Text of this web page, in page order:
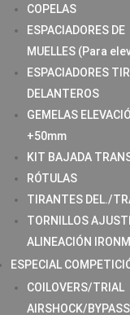
COPELAS
ESPACIADORES DE
MUELLES (Para
ESPACIADORES
DELANTEROS
GEMELAS
+50mm
KIT BAJADA
RÓTULAS
TIRANTES DEL./
TORNILLOS
ALINEACIÓN
ESPECIAL
COILOVERS/TRIAL
AIRSHOCK/